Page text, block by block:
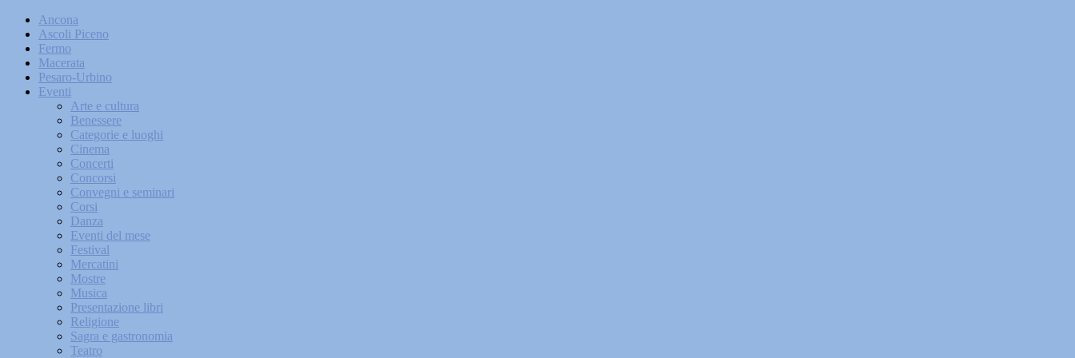
Ancona
Ascoli Piceno
Fermo
Macerata
Pesaro-Urbino
Eventi
Arte e cultura
Benessere
Categorie e luoghi
Cinema
Concerti
Concorsi
Convegni e seminari
Corsi
Danza
Eventi del mese
Festival
Mercatini
Mostre
Musica
Presentazione libri
Religione
Sagra e gastronomia
Teatro